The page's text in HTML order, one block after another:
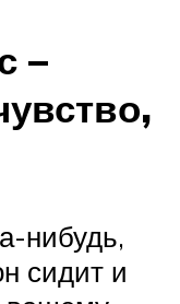
–
нибудь,
сидит и